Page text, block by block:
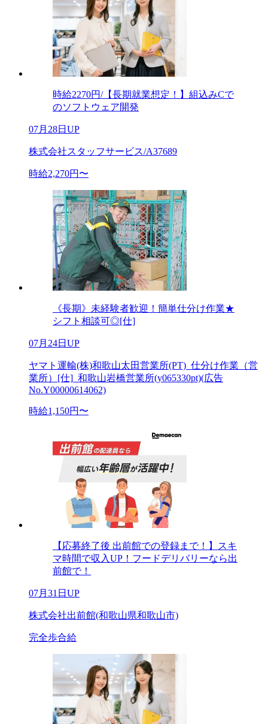
時給2270円/【長期就業想定！】組込みCで
のソフトウェア開発
07月28日UP
株式会社スタッフサービス/A37689
時給2,270円〜
《長期》未経験者歓迎！簡単仕分け作業★
シフト相談可◎[仕]
07月24日UP
ヤマト運輸(株)和歌山太田営業所(PT)_仕分け作業（営
業所）[仕]_和歌山岩橋営業所(y065330pt)(広告
No.Y00000614062)
時給1,150円〜
【応募終了後 出前館での登録まで！】スキ
マ時間で収入UP！フードデリバリーなら出
前館で！
07月31日UP
株式会社出前館(和歌山県和歌山市)
完全歩合給